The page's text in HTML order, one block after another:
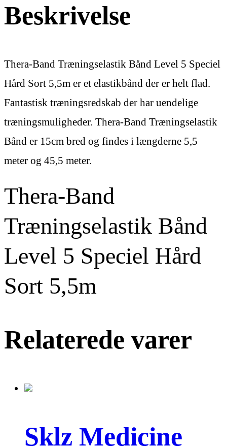
Beskrivelse
Thera-Band Træningselastik Bånd Level 5 Speciel
Hård Sort 5,5m er et elastikbånd der er helt flad.
Fantastisk træningsredskab der har uendelige
træningsmuligheder. Thera-Band Træningselastik
Bånd er 15cm bred og findes i længderne 5,5
meter og 45,5 meter.
Thera-Band
Træningselastik Bånd
Level 5 Speciel Hård
Sort 5,5m
Relaterede varer
Sklz Medicine